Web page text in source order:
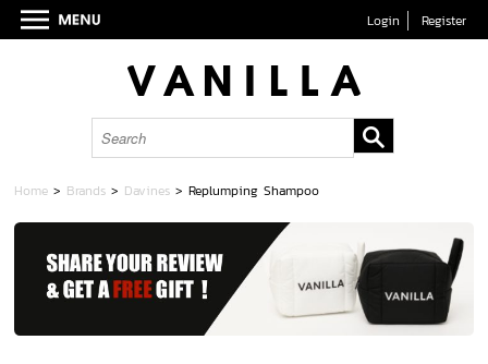
Login Register
Home > Brands > Davines >Replumping Shampoo